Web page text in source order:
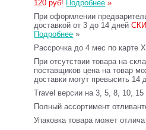
120 руб! Подробнее »
При оформлении
доставкой от 3 до 14 дней
Подробнее »
Рассрочка до 4 мес по карте
При отсутствии товара на
поставщиков цена на товар
доставки могут превысить 14
Travel версии на 3, 5, 8, 10, 15
Полный ассортимент
Упаковка товара может